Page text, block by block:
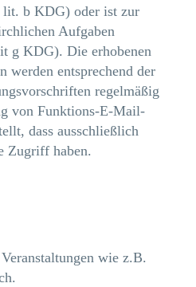
b KDG) oder ist zur
Aufgaben
g KDG). Die erhobenen
werden entsprechend der
regelmäßig
von Funktions-E-Mail-
dass ausschließlich
Zugriff haben.
wie z.B.